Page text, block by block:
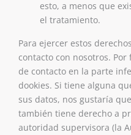
esto, a menos que
el tratamiento.
Para ejercer estos
contacto con nosotros.
de contacto en la parte
dookies. Si tiene alguna
sus datos, nos gustaría
también tiene derecho a
autoridad supervisora (la